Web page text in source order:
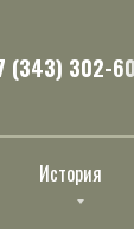
(343) 302-
История